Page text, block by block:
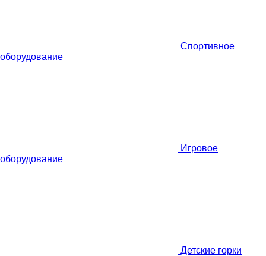
Спортивное
оборудование
Игровое
оборудование
Детские горки